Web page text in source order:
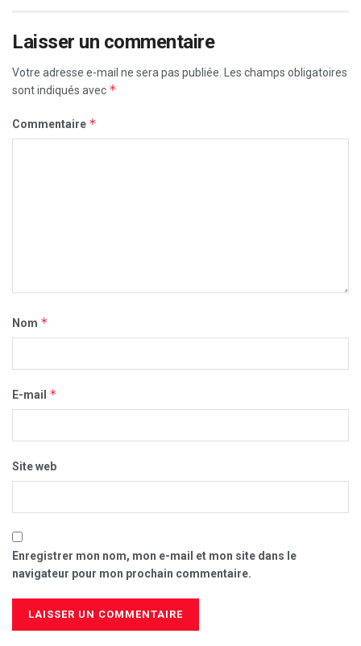
Laisser un commentaire
Votre adresse e-mail ne sera pas publiée.
Les champs obligatoires
sont indiqués avec *
Commentaire *
Nom *
E-mail *
Site web
Enregistrer mon nom, mon e-mail et mon site dans le
navigateur pour mon prochain commentaire.